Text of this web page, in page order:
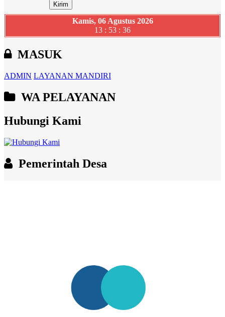
Kamis, 06 Agustus 2026
13 : 53 : 37
MASUK
ADMIN LAYANAN MANDIRI
WA PELAYANAN
Hubungi Kami
Pemerintah Desa